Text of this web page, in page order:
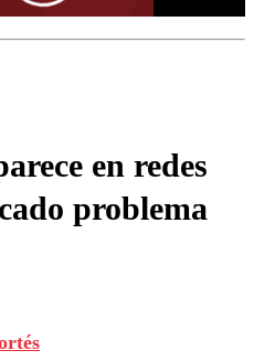
en redes
problema